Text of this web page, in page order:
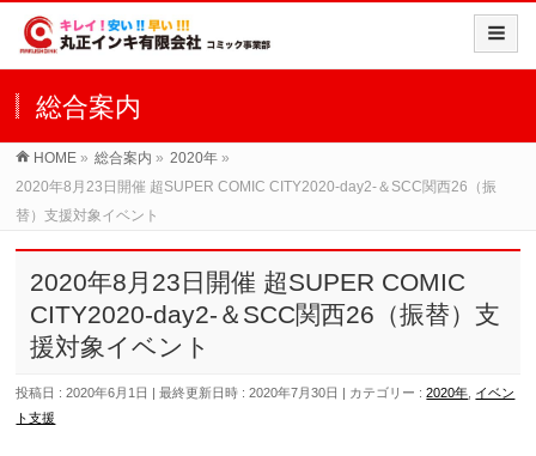
総合案内
HOME » 総合案内 » 2020年 »
2020年8月23日開催 超SUPER COMIC CITY2020-day2-＆SCC関西26（振
替）支援対象イベント
2020年8月23日開催 超SUPER COMIC
CITY2020-day2-＆SCC関西26（振替）支
援対象イベント
投稿日 : 2020年6月1日 最終更新日時 : 2020年7月30日 カテゴリー :2020年 イベン
ト支援